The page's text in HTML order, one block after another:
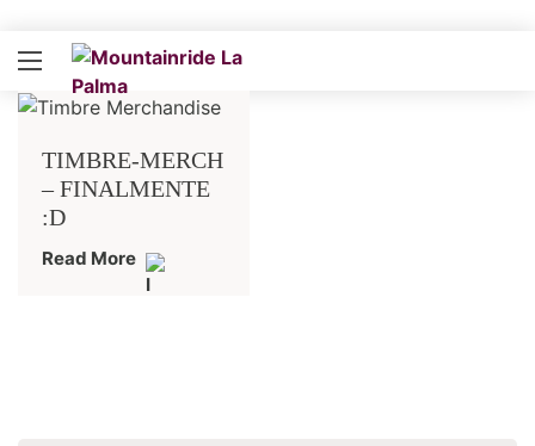
TIMBRE-MERCH
– FINALMENTE
:D
Read More